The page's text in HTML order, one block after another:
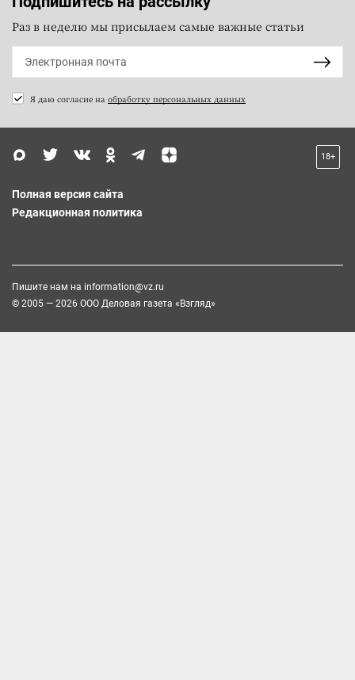
Раз в неделю мы присылаем самые важные статьи
Я даю согласие на обработку персональных данных
18+
Полная версия сайта
Редакционная политика
Пишите нам на information@vz.ru
© 2005 — 2026 ООО Деловая газета «Взгляд»